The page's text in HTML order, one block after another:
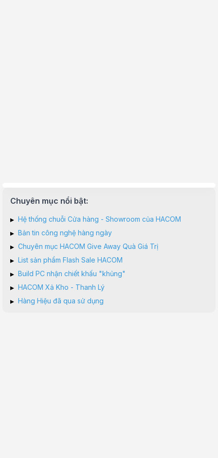
Chuyên mục nổi bật:
▸ Hệ thống chuỗi Cửa hàng - Showroom của HACOM
▸ Bản tin công nghệ hàng ngày
▸ Chuyên mục HACOM Give Away Quà Giá Trị
▸ List sản phẩm Flash Sale HACOM
▸ Build PC nhận chiết khấu "khủng"
▸ HACOM Xả Kho - Thanh Lý
▸ Hàng Hiệu đã qua sử dụng